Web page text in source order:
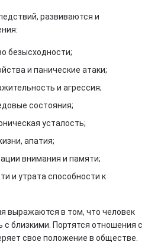
развиваются и
безысходности;
и панические атаки;
и агрессия;
состояния;
усталость;
апатия;
внимания и памяти;
и утрата способности к
выражаются в том, что человек
с близкими. Портятся отношения с
свое положение в обществе.